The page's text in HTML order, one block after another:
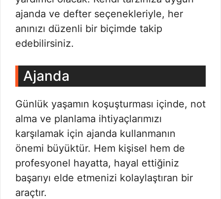
ajanda ve defter seçenekleriyle, her
anınızı düzenli bir biçimde takip
edebilirsiniz.
Ajanda
Günlük yaşamın koşuşturması içinde, not
alma ve planlama ihtiyaçlarımızı
karşılamak için ajanda kullanmanın
önemi büyüktür. Hem kişisel hem de
profesyonel hayatta, hayal ettiğiniz
başarıyı elde etmenizi kolaylaştıran bir
araçtır.